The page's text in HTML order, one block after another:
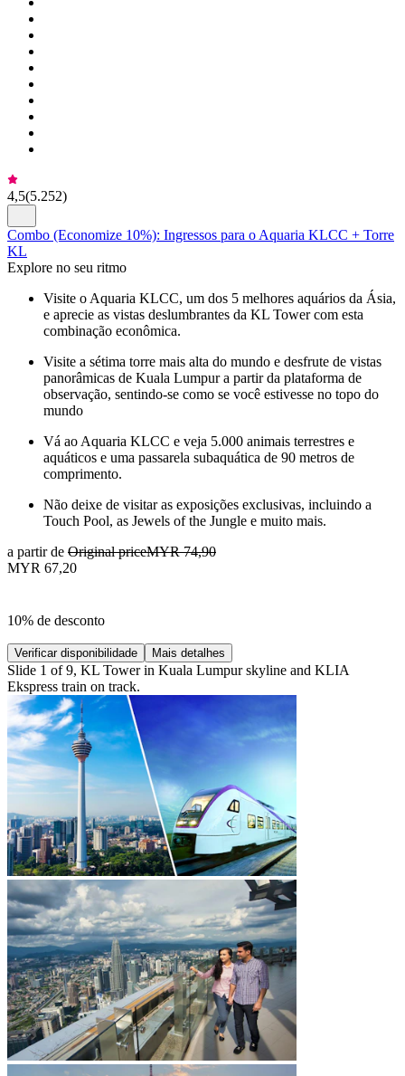
4,5(5.252)
Combo (Economize 10%): Ingressos para o Aquaria KLCC + Torre
KL
Explore no seu ritmo
Visite o Aquaria KLCC, um dos 5 melhores aquários da Ásia,
e aprecie as vistas deslumbrantes da KL Tower com esta
combinação econômica.
Visite a sétima torre mais alta do mundo e desfrute de vistas
panorâmicas de Kuala Lumpur a partir da plataforma de
observação, sentindo-se como se você estivesse no topo do
mundo
Vá ao Aquaria KLCC e veja 5.000 animais terrestres e
aquáticos e uma passarela subaquática de 90 metros de
comprimento.
Não deixe de visitar as exposições exclusivas, incluindo a
Touch Pool, as Jewels of the Jungle e muito mais.
a partir de Original priceMYR 74,90
MYR 67,20
10% de desconto
Verificar disponibilidade Mais detalhes
Slide 1 of 9, KL Tower in Kuala Lumpur skyline and KLIA
Ekspress train on track.